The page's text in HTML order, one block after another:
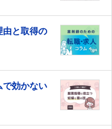
由と取得の
で効かない